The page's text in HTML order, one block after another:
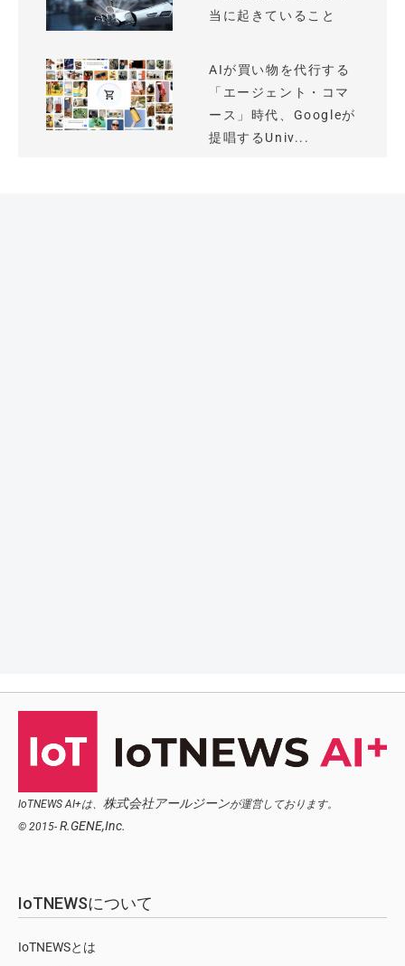
当に起きていること
AIが買い物を代行する
「エージェント・コマ
ース」時代、Googleが
提唱するUniv...
IoTNEWS AI+は、 株式会社アールジーンが運営しております。
© 2015- R.GENE,Inc.
IoTNEWSについて
IoTNEWSとは